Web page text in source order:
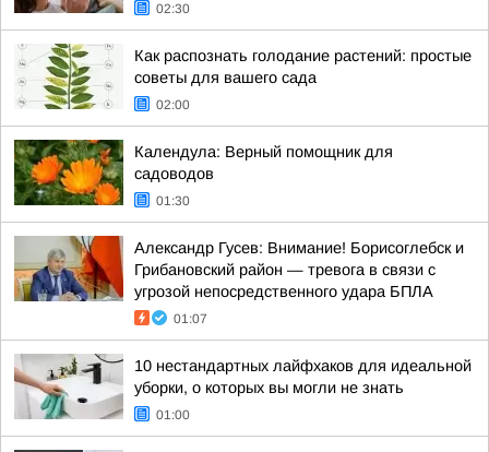
02:30
Как распознать голодание растений: простые
советы для вашего сада
02:00
Календула: Верный помощник для
садоводов
01:30
Александр Гусев: Внимание! Борисоглебск и
Грибановский район — тревога в связи с
угрозой непосредственного удара БПЛА
01:07
10 нестандартных лайфхаков для идеальной
уборки, о которых вы могли не знать
01:00